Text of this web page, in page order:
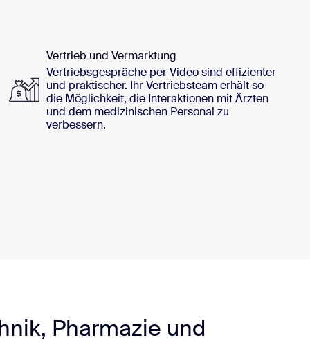
Vertrieb und Vermarktung
Vertriebsgespräche per Video sind effizienter
und praktischer. Ihr Vertriebsteam erhält so
die Möglichkeit, die Interaktionen mit Ärzten
und dem medizinischen Personal zu
verbessern.
Pharmazie und